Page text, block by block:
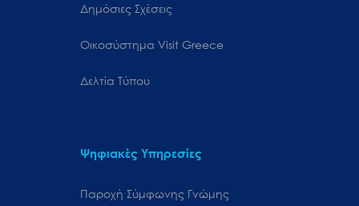
Δημόσιες Σχέσεις
Oικοσύστημα Visit Greece
Δελτία Τύπου
Ψηφιακές Υπηρεσίες
Παροχή Σύμφωνης Γνώμης